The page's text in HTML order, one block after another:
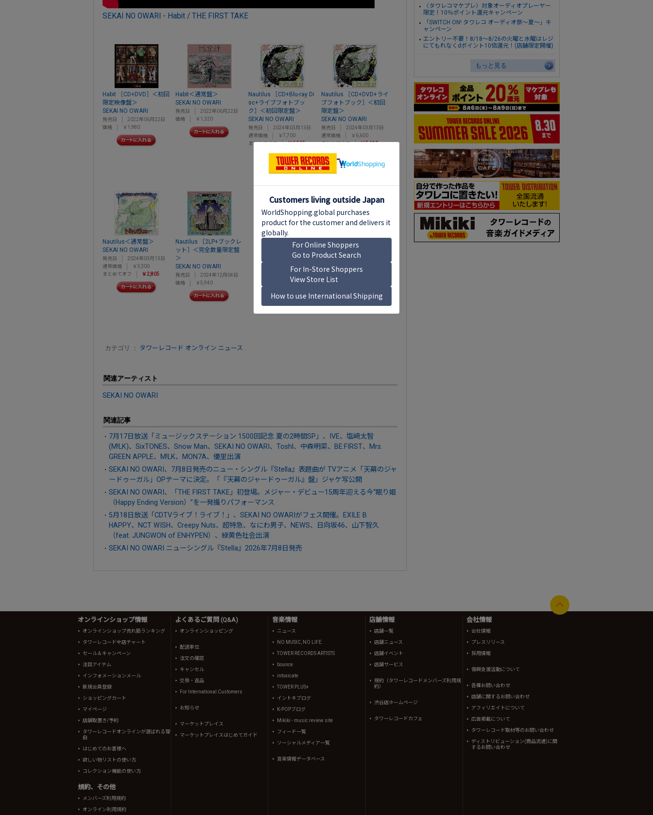
SEKAI NO OWARI - Habit / THE FIRST TAKE
Habit ［CD+DVD］＜初回
限定映像盤＞
SEKAI NO OWARI
発売日
2022年06月22日
価格
￥1,980
Habit＜通常盤＞
SEKAI NO OWARI
発売日
2022年06月22日
価格
￥1,320
Nautilus ［CD+Blu-ray Di
sc+ライブフォトブッ
ク］＜初回限定盤＞
SEKAI NO OWARI
発売日
2024年03月13日
通常価格
￥7,700
まとめてオフ
￥6,545
Nautilus ［CD+DVD+ライ
ブフォトブック］＜初回
限定盤＞
SEKAI NO OWARI
発売日
2024年03月13日
通常価格
￥6,600
まとめてオフ
￥5,610
Nautilus＜通常盤＞
SEKAI NO OWARI
発売日
2024年03月13日
通常価格
￥3,300
まとめてオフ
￥2,805
Nautilus ［2LP+ブックレ
ット］＜完全数量限定盤
＞
SEKAI NO OWARI
発売日
2024年12月04日
価格
￥5,940
カテゴリ ： タワーレコード オンライン ニュース
関連アーティスト
SEKAI NO OWARI
関連記事
7月17日放送「ミュージックステーション 1500回記念 夏の2時間SP」、IVE、塩﨑太智
(M!LK)、SixTONES、Snow Man、SEKAI NO OWARI、Toshl、中森明菜、BE:FIRST、Mrs.
GREEN APPLE、M!LK、MON7A、優里出演
SEKAI NO OWARI、7月8日発売のニュー・シングル『Stella』表題曲が TVアニメ「天幕のジャ
ードゥーガル」OPテーマに決定。「『天幕のジャードゥーガル』盤」ジャケ写公開
SEKAI NO OWARI、「THE FIRST TAKE」初登場。メジャー・デビュー15周年迎える今“眠り姫
（Happy Ending Version）”を一発撮りパフォーマンス
5月18日放送「CDTVライブ！ライブ！」、SEKAI NO OWARIがフェス開催。EXILE B
HAPPY、NCT WISH、Creepy Nuts、超特急、なにわ男子、NEWS、日向坂46、山下智久
（feat. JUNGWON of ENHYPEN）、緑黄色社会出演
SEKAI NO OWARI ニューシングル『Stella』2026年7月8日発売
〈タワレコマケプレ〉対象オーディオプレーヤー
限定！10％ポイント還元キャンペーン
「SWITCH ON! タワレコ オーディオ祭～夏～」キ
ャンペーン
エントリー不要！8/18～8/26の火曜と水曜はレジ
にてもれなくdポイント10倍還元！(店舗限定開催)
もっと見る
オンラインショップ情報
オンラインショップ売れ筋ランキング
タワーレコード全店チャート
セール＆キャンペーン
注目アイテム
インフォメーションメール
新規会員登録
ショッピングカート
マイページ
店舗取置き/予約
タワーレコードオンラインが選ばれる理
由
はじめてのお客様へ
欲しい物リストの使い方
コレクション機能の使い方
規約、その他
メンバーズ利用規約
オンライン利用規約
よくあるご質問 (Q&A)
オンラインショッピング
配送単位
注文の確認
キャンセル
交換・返品
For International Customers
お知らせ
マーケットプレイス
マーケットプレイスはじめてガイド
音楽情報
ニュース
NO MUSIC, NO LIFE.
TOWER RECORDS ARTISTS
bounce
intoxicate
TOWER PLUS+
イントキブログ
K-POPブログ
Mikiki - music review site
フィード一覧
ソーシャルメディア一覧
音楽情報データベース
店舗情報
店舗一覧
店舗ニュース
店舗イベント
店舗サービス
規約（タワーレコードメンバーズ利用規
約）
渋谷店ホームページ
タワーレコードカフェ
会社情報
会社情報
プレスリリース
採用情報
復興支援活動について
各種お問い合わせ
店舗に関するお問い合わせ
アフィリエイトについて
広告掲載について
タワーレコード取材等のお問い合わせ
ディストリビューション(商品流通)に関
するお問い合わせ